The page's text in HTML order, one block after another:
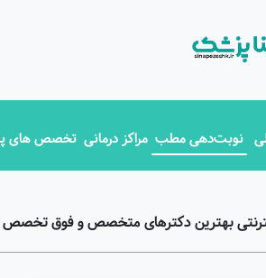
نوبت‌دهی مطب مراکز درمانی تخصص های
بهترین دکترهای متخصص و فوق تخصص